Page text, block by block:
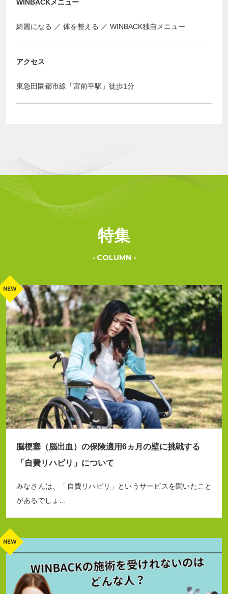
WINBACKメニュー
綺麗になる 体を整える WINBACK独自メニュー
アクセス
東急田園都市線「宮前平駅」徒歩1分
特集
COLUMN
脳梗塞（脳出血）の保険適用6ヵ月の壁に挑戦する
「自費リハビリ」について
みなさんは、「自費リハビリ」というサービスを聞いたこと
があるでしょ…